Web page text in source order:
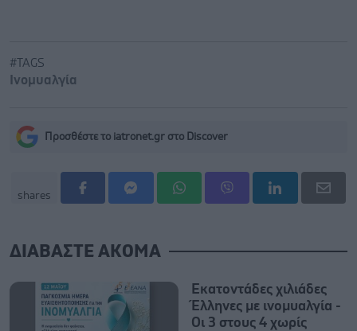
#TAGS
Ινομυαλγία
Προσθέστε το iatronet.gr στο Discover
shares
ΔΙΑΒΑΣΤΕ ΑΚΟΜΑ
Εκατοντάδες χιλιάδες
Έλληνες με ινομυαλγία -
Oι 3 στους 4 χωρίς